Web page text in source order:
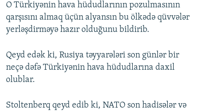
O Türkiyənin hava hüdudlarının pozulmasının
qarşısını almaq üçün alyansın bu ölkədə qüvvələr
yerləşdirməyə hazır olduğunu bildirib.
Qeyd edək ki, Rusiya təyyarələri son günlər bir
neçə dəfə Türkiyənin hava hüdudlarına daxil
olublar.
Stoltenberq qeyd edib ki, NATO son hadisələr və